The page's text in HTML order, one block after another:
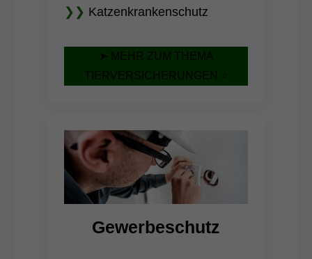
❯❯ Katzenkrankenschutz
➤ MEHR ZUM THEMA
TIERVERSICHERUNGEN ⭐
Gewerbeschutz